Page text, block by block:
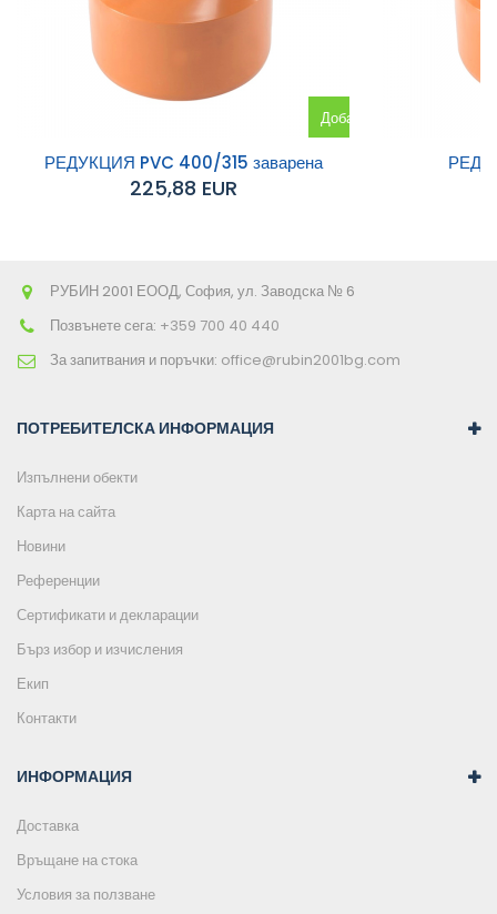
Добавяне
към
РЕДУКЦИЯ PVC 400/315 заварена
225,88 EUR
РУБИН 2001 ЕООД, София, ул. Заводска № 6
Позвънете сега: +359 700 40 440
За запитвания и поръчки: office@rubin2001bg.com
ПОТРЕБИТЕЛСКА ИНФОРМАЦИЯ
Изпълнени обекти
Карта на сайта
Новини
Референции
Сертификати и декларации
Бърз избор и изчисления
Екип
Контакти
ИНФОРМАЦИЯ
Доставка
Връщане на стока
Условия за ползване